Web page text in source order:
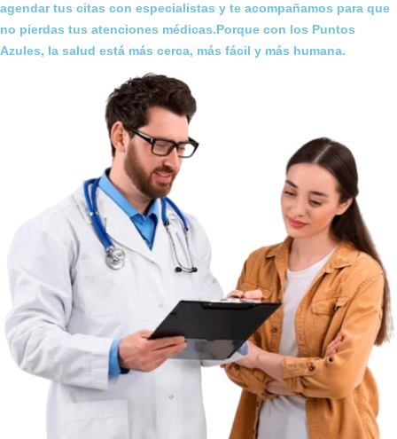
agendar tus citas con especialistas y te acompañamos para que
no pierdas tus atenciones médicas.Porque con los Puntos
Azules, la salud está más cerca, más fácil y más humana.